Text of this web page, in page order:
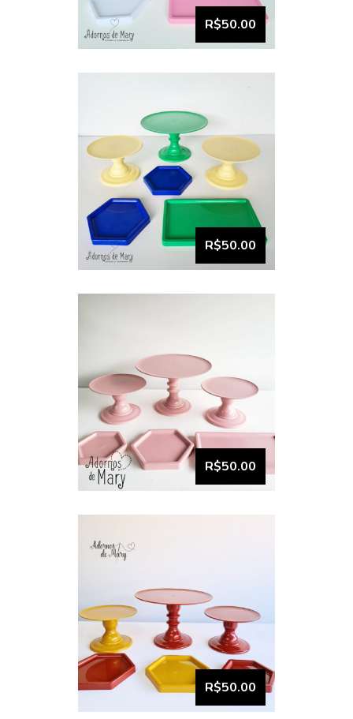
R$50.00
VISUALIZAR
comemore (13)
R$50.00
VISUALIZAR
Bandeja e boleira kit
comemore (12)
R$50.00
VISUALIZAR
Bandeja e boleira kit
comemore (11)
R$50.00
Bandeja e Boleira kit
comemore (10)